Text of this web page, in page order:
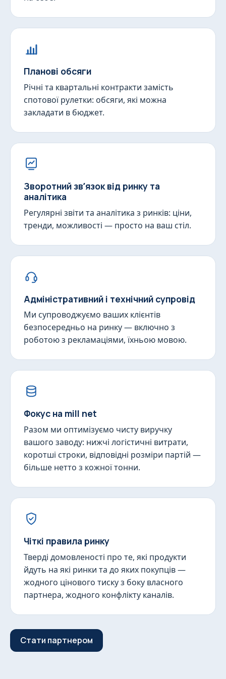
Планові обсяги
Річні та квартальні контракти замість
спотової рулетки: обсяги, які можна
закладати в бюджет.
Зворотний звʼязок від ринку та
аналітика
Регулярні звіти та аналітика з ринків: ціни,
тренди, можливості — просто на ваш стіл.
Адміністративний і технічний супровід
Ми супроводжуємо ваших клієнтів
безпосередньо на ринку — включно з
роботою з рекламаціями, їхньою мовою.
Фокус на mill net
Разом ми оптимізуємо чисту виручку
вашого заводу: нижчі логістичні витрати,
коротші строки, відповідні розміри партій —
більше нетто з кожної тонни.
Чіткі правила ринку
Тверді домовленості про те, які продукти
йдуть на які ринки та до яких покупців —
жодного цінового тиску з боку власного
партнера, жодного конфлікту каналів.
Стати партнером